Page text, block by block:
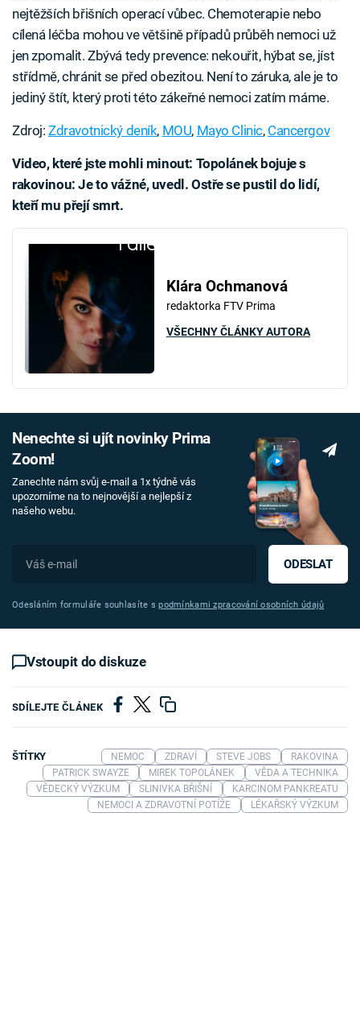
nejtěžších břišních operací vůbec. Chemoterapie nebo
cílená léčba mohou ve většině případů průběh nemoci už
jen zpomalit. Zbývá tedy prevence: nekouřit, hýbat se, jíst
střídmě, chránit se před obezitou. Není to záruka, ale je to
jediný štít, který proti této zákeřné nemoci zatím máme.
Zdroj:Zdravotnický deník, MOU, Mayo Clinic, Cancergov
Video, které jste mohli minout: Topolánek bojuje s
rakovinou: Je to vážné, uvedl. Ostře se pustil do lidí,
kteří mu přejí smrt.
Failed to fetch
Klára Ochmanová
redaktorka FTV Prima
VŠECHNY ČLÁNKY AUTORA
Nenechte si ujít novinky Prima
Zoom!
Zanechte nám svůj e-mail a 1x týdně vás
upozorníme na to nejnovější a nejlepší z
našeho webu.
ODESLAT
Odesláním formuláře souhlasíte spodmínkami zpracování osobních údajů
Vstoupit do diskuze
SDÍLEJTE ČLÁNEK
ŠTÍTKY NEMOC ZDRAVÍ STEVE JOBS
RAKOVINA
PATRICK SWAYZE
MIREK TOPOLÁNEK
VĚDA A TECHNIKA
VĚDECKÝ VÝZKUM
SLINIVKA BŘIŠNÍ
KARCINOM PANKREATU
NEMOCI A ZDRAVOTNÍ POTÍŽE
LÉKAŘSKÝ VÝZKUM